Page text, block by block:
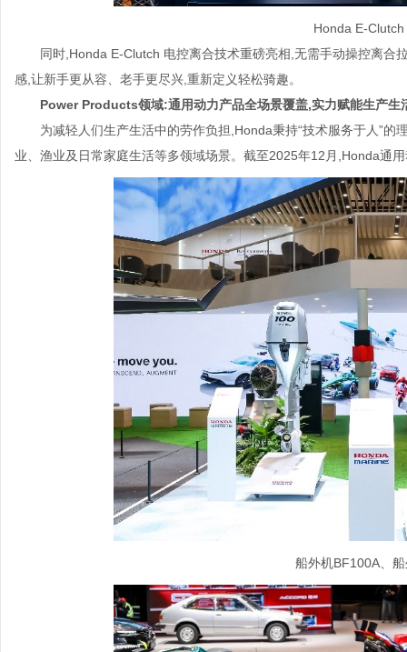
Honda E-
同时,Honda E-Clutch 电控离合技术重磅亮相,无需手动操控离
感,让新手更从容、老手更尽兴,重新定义轻松骑趣。
Power Products领域:通用动力产品全场景覆盖,实力赋能生产生
为减轻人们生产生活中的劳作负担,Honda秉持“技术服务于人”
业、渔业及日常家庭生活等多领域场景。截至2025年12月,Honda通
船外机BF100A、